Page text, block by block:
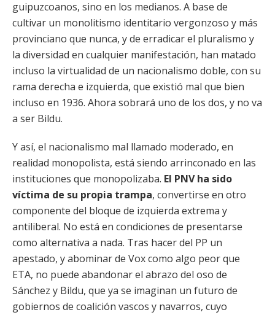
guipuzcoanos, sino en los medianos. A base de
cultivar un monolitismo identitario vergonzoso y más
provinciano que nunca, y de erradicar el pluralismo y
la diversidad en cualquier manifestación, han matado
incluso la virtualidad de un nacionalismo doble, con su
rama derecha e izquierda, que existió mal que bien
incluso en 1936. Ahora sobrará uno de los dos, y no va
a ser Bildu.
Y así, el nacionalismo mal llamado moderado, en
realidad monopolista, está siendo arrinconado en las
instituciones que monopolizaba. El PNV ha sido
víctima de su propia trampa, convertirse en otro
componente del bloque de izquierda extrema y
antiliberal. No está en condiciones de presentarse
como alternativa a nada. Tras hacer del PP un
apestado, y abominar de Vox como algo peor que
ETA, no puede abandonar el abrazo del oso de
Sánchez y Bildu, que ya se imaginan un futuro de
gobiernos de coalición vascos y navarros, cuyo